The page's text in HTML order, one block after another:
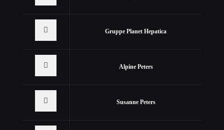
Gruppe Planet Hepatica
Alpine Peters
Susanne Peters